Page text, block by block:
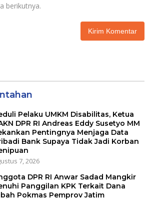
berikutnya.
Pelaku UMKM Disabilitas, Ketua
DPR RI Andreas Eddy Susetyo MM
Pentingnya Menjaga Data
Bank Supaya Tidak Jadi Korban
7, 2026
DPR RI Anwar Sadad Mangkir
Panggilan KPK Terkait Dana
Pokmas Pemprov Jatim